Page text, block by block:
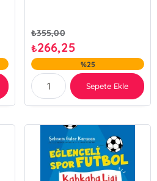
₺355,00
₺266,25
%25
Sepete Ekle